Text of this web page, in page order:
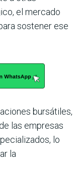
el mercado
sostener ese
bursátiles,
las empresas
lo
la